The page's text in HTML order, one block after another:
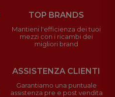
TOP BRANDS
Mantieni l'efficienza dei tuoi
mezzi con i ricambi dei
migliori brand
ASSISTENZA CLIENTI
Garantiamo una puntuale
assistenza pre e post vendita